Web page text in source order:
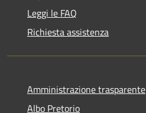
Leggi le FAQ
Richiesta assistenza
Amministrazione trasparente
Albo Pretorio